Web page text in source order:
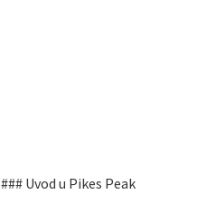
### Uvod u Pikes Peak